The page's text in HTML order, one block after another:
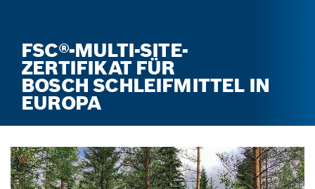
FSC®-MULTI-SITE-
ZERTIFIKAT FÜR
BOSCH SCHLEIFMITTEL IN
EUROPA